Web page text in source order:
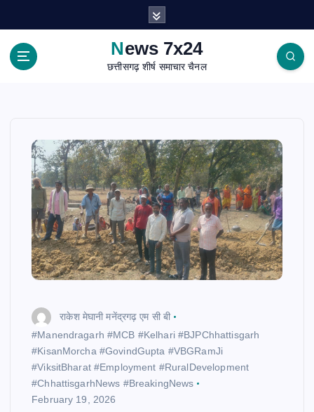
News 7x24
छत्तीसगढ़ शीर्ष समाचार चैनल
राकेश मेघानी मनेंद्रगढ़ एम सी बी
​#Manendragarh #MCB #Kelhari #BJPChhattisgarh
#KisanMorcha #GovindGupta #VBGRamJi
#ViksitBharat #Employment #RuralDevelopment
#ChhattisgarhNews #BreakingNews
February 19, 2026